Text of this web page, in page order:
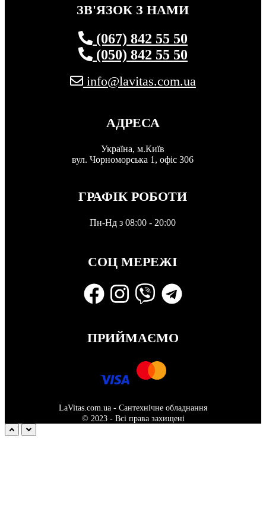
ЗВ'ЯЗОК З НАМИ
(067) 842 55 50
(050) 842 55 50
info@lavitas.com.ua
АДРЕСА
Україна, м.Київ
вул. Чорноморська 1, офіс 306
ГРАФІК РОБОТИ
Пн-Нд з 08:00 - 20:00
СОЦ МЕРЕЖІ
ПРИЙМАЄМО
LaVitas.com.ua - Сантехнічне обладнання
© 2023 - Всі права захищені